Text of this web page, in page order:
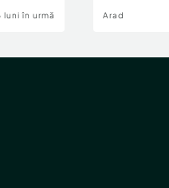
luni în urmă Arad